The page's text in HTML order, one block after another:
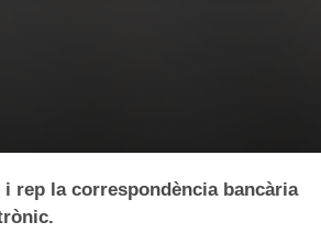
rep la correspondència bancària